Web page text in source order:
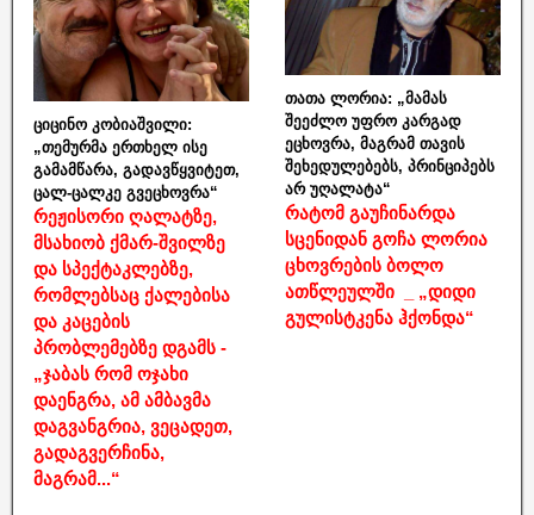
ციცინო კობიაშვილი:
„თემურმა ერთხელ ისე
გამამწარა, გადავწყვიტეთ,
ცალ-ცალკე გვეცხოვრა“
რეჟისორი ღალატზე,
მსახიობ ქმარ-შვილზე
და სპექტაკლებზე,
რომლებსაც ქალებისა
და კაცების
პრობლემებზე დგამს -
„ჯაბას რომ ოჯახი
დაენგრა, ამ ამბავმა
დაგვანგრია, ვეცადეთ,
გადაგვერჩინა,
მაგრამ...“
თათა ლორია: „მამას
შეეძლო უფრო კარგად
ეცხოვრა, მაგრამ თავის
შეხედულებებს, პრინციპებს
არ უღალატა“
რატომ გაუჩინარდა
სცენიდან გოჩა ლორია
ცხოვრების ბოლო
ათწლეულში _ „დიდი
გულისტკენა ჰქონდა“